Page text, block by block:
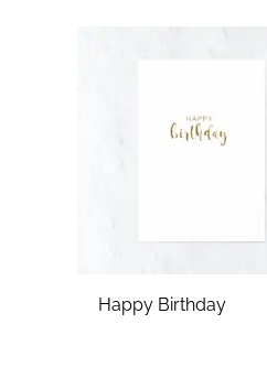
Happy Birthday